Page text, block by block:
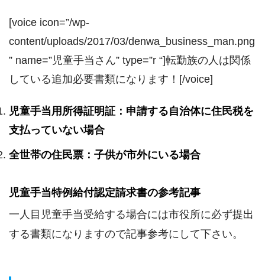
[voice icon=”/wp-
content/uploads/2017/03/denwa_business_man.png
” name=”児童手当さん” type=”r “]転勤族の人は関係
している追加必要書類になります！[/voice]
児童手当用所得証明証：申請する自治体に住民税を
支払っていない場合
全世帯の住民票：子供が市外にいる場合
児童手当特例給付認定請求書の参考記事
一人目児童手当受給する場合には市役所に必ず提出
する書類になりますので記事参考にして下さい。